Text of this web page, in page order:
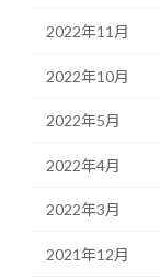
2022年11月
2022年10月
2022年5月
2022年4月
2022年3月
2021年12月